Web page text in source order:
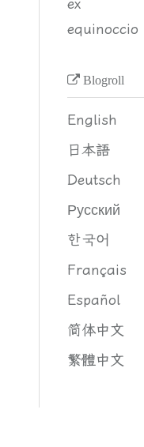
equinoccio
Blogroll
English
日本語
Deutsch
Русский
한국어
Français
Español
简体中文
繁體中文